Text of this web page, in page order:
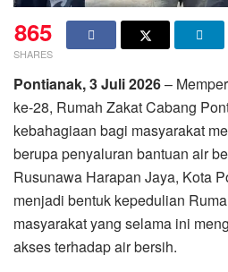
865
SHARES
Pontianak, 3 Juli 2026–
ke-28, Rumah Zakat Cabang
kebahagiaan bagi masyarakat
berupa penyaluran bantuan air
Rusunawa Harapan Jaya, Kota
menjadi bentuk kepedulian
masyarakat yang selama ini
akses terhadap air bersih.